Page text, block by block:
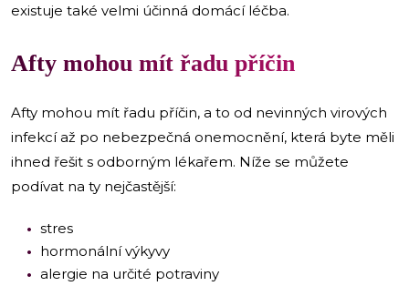
existuje také velmi účinná domácí léčba.
Afty mohou mít řadu příčin
Afty mohou mít řadu příčin, a to od nevinných virových
infekcí až po nebezpečná onemocnění, která byte měli
ihned řešit s odborným lékařem. Níže se můžete
podívat na ty nejčastější:
stres
hormonální výkyvy
alergie na určité potraviny